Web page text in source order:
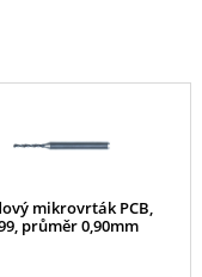
mikrovrták PCB,
průměr 0,90mm